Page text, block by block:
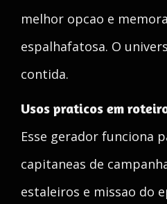
melhor opcao e
espalhafatosa. O
contida.
Usos praticos em
Esse gerador funciona
capitaneas de
estaleiros e missao do